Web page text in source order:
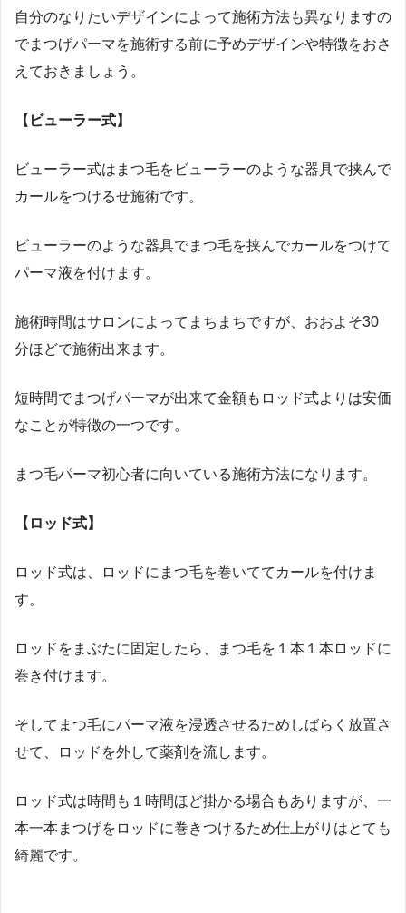
自分のなりたいデザインによって施術方法も異なりますの
でまつげパーマを施術する前に予めデザインや特徴をおさ
えておきましょう。
【ビューラー式】
ビューラー式はまつ毛をビューラーのような器具で挟んで
カールをつけるせ施術です。
ビューラーのような器具でまつ毛を挟んでカールをつけて
パーマ液を付けます。
施術時間はサロンによってまちまちですが、おおよそ30
分ほどで施術出来ます。
短時間でまつげパーマが出来て金額もロッド式よりは安価
なことが特徴の一つです。
まつ毛パーマ初心者に向いている施術方法になります。
【ロッド式】
ロッド式は、ロッドにまつ毛を巻いててカールを付けま
す。
ロッドをまぶたに固定したら、まつ毛を１本１本ロッドに
巻き付けます。
そしてまつ毛にパーマ液を浸透させるためしばらく放置さ
せて、ロッドを外して薬剤を流します。
ロッド式は時間も１時間ほど掛かる場合もありますが、一
本一本まつげをロッドに巻きつけるため仕上がりはとても
綺麗です。